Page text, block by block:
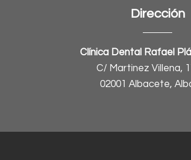
Dirección
Clínica Dental Rafael
C/ Martinez Villena,
02001 Albacete,